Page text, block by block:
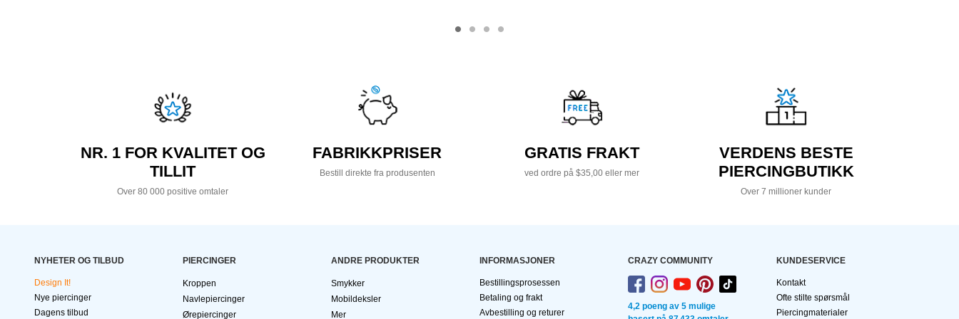
NR. 1 FOR KVALITET OG
TILLIT
Over 80 000 positive omtaler
FABRIKKPRISER
Bestill direkte fra produsenten
GRATIS FRAKT
ved ordre på $35,00 eller mer
VERDENS BESTE
PIERCINGBUTIKK
Over 7 millioner kunder
NYHETER OG TILBUD
Design It!
Nye piercinger
Dagens tilbud
PIERCINGER
Kroppen
Navlepiercinger
Ørepiercinger
ANDRE PRODUKTER
Smykker
Mobildeksler
Mer
INFORMASJONER
Bestillingsprosessen
Betaling og frakt
Avbestilling og returer
CRAZY COMMUNITY
4,2 poeng av 5 mulige
KUNDESERVICE
Kontakt
Ofte stilte spørsmål
Piercingmaterialer